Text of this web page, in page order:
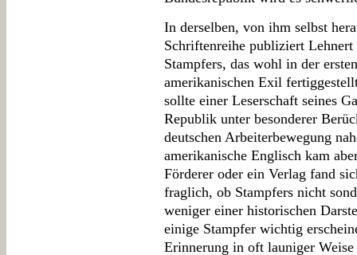
In derselben, von ihm selbst
Schriftenreihe publiziert
Stampfers, das wohl in der
amerikanischen Exil
sollte einer Leserschaft seines
Republik unter besonderer
deutschen Arbeiterbewegung
amerikanische Englisch kam
Förderer oder ein Verlag fand
fraglich, ob Stampfers nicht
weniger einer historischen
einige Stampfer wichtig
Erinnerung in oft launiger